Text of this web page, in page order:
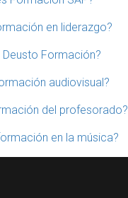
en liderazgo?
Deusto Formación?
audiovisual?
del profesorado?
en la música?